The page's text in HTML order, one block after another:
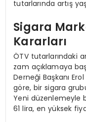
tutarlarında artış
Sigara
Kararları
ÖTV tutarlarındaki
zam açıklamaya
Derneği Başkanı
göre, bir sigara
Yeni düzenlemeyle
61 lira, en yüksek